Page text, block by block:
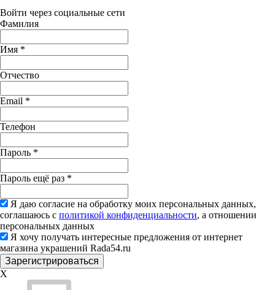
Войти через социальные сети
Фамилия
Имя *
Отчество
Email *
Телефон
Пароль *
Пароль ещё раз *
Я даю согласие на обработку моих персональных данных,
соглашаюсь с политикой конфиденциальности, а отношении
персональных данных
Я хочу получать интересные предложения от интернет
магазина украшений Rada54.ru
X